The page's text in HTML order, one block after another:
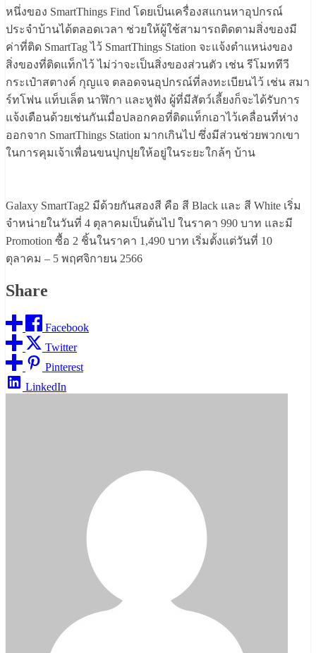
หนึ่งของ SmartThings Find โดยเป็นเครื่องสแกนหาอุปกรณ์
ประจำบ้านได้ตลอดเวลา ช่วยให้ผู้ใช้สามารถติดตามสิ่งของมี
ค่าที่ติด SmartTag ไว้ SmartThings Station จะแจ้งตำแหน่งของ
สิ่งของที่ติดแท็กไว้ ไม่ว่าจะเป็นสิ่งของส่วนตัว เช่น รีโมททีวี
กระเป๋าสตางค์ กุญแจ ตลอดจนอุปกรณ์ที่ลงทะเบียนไว้ เช่น สมา
ร์ทโฟน แท็บเล็ต นาฬิกา และหูฟัง ผู้ที่มีสัตว์เลี้ยงก็จะได้รับการ
แจ้งเตือนด้วยเช่นกันเมื่อปลอกคอที่ติดแท็กเอาไว้เคลื่อนที่ห่าง
ออกจาก SmartThings Station มากเกินไป ซึ่งมีส่วนช่วยพวกเขา
ในการคุมเจ้าเพื่อนขนปุกปุยให้อยู่ในระยะใกล้ๆ บ้าน
Galaxy SmartTag2 มีด้วยกันสองสี คือ สี Black และ สี White เริ่ม
จำหน่ายในวันที่ 4 ตุลาคมเป็นต้นไป ในราคา 990 บาท และมี
Promotion ซื้อ 2 ชิ้นในราคา 1,490 บาท เริ่มตั้งแต่วันที่ 10
ตุลาคม – 5 พฤศจิกายน 2566
Share
Facebook
Twitter
Pinterest
LinkedIn